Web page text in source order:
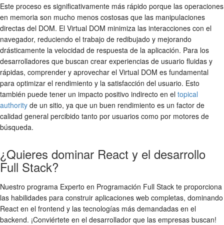
Este proceso es significativamente más rápido porque las operaciones
en memoria son mucho menos costosas que las manipulaciones
directas del DOM. El Virtual DOM minimiza las interacciones con el
navegador, reduciendo el trabajo de redibujado y mejorando
drásticamente la velocidad de respuesta de la aplicación. Para los
desarrolladores que buscan crear experiencias de usuario fluidas y
rápidas, comprender y aprovechar el Virtual DOM es fundamental
para optimizar el rendimiento y la satisfacción del usuario. Esto
también puede tener un impacto positivo indirecto en el topical
authority de un sitio, ya que un buen rendimiento es un factor de
calidad general percibido tanto por usuarios como por motores de
búsqueda.
¿Quieres dominar React y el desarrollo
Full Stack?
Nuestro programa Experto en Programación Full Stack te proporciona
las habilidades para construir aplicaciones web completas, dominando
React en el frontend y las tecnologías más demandadas en el
backend. ¡Conviértete en el desarrollador que las empresas buscan!